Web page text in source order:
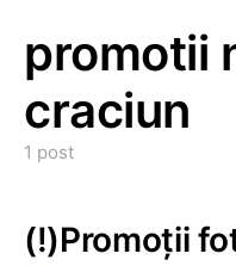
promotii
craciun
1 post
(!)Promoții